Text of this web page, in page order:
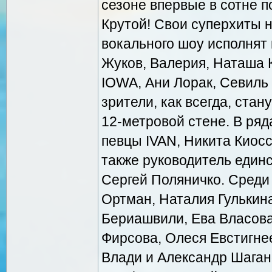
сезоне впервые в сотне
Крутой! Свои суперхиты
вокального шоу
Жуков, Валерия, Наташа
IOWA, Ани Лорак,
зрители, как всегда,
12-метровой стене. В
певцы IVAN, Никита
также руководитель
Сергей Поляничко.
Ортман, Наталия
Бериашвили, Ева
Фирсова, Олеся
Влади и Александр